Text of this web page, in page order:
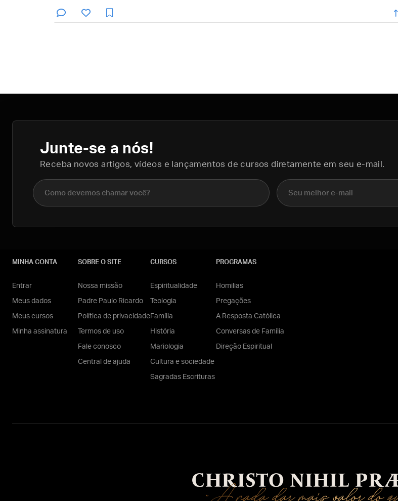
enviar
Junte-se a nós!
Receba novos artigos, vídeos e lançamentos de cursos diretamente em seu e-mail.
Nome completo E-mail
MINHA CONTA
Entrar
Meus dados
Meus cursos
Minha assinatura
SOBRE O SITE
Nossa missão
Padre Paulo Ricardo
Política de privacidade
Termos de uso
Fale conosco
Central de ajuda
CURSOS
Espiritualidade
Teologia
Família
História
Mariologia
Cultura e sociedade
Sagradas Escrituras
PROGRAMAS
Homilias
Pregações
A Resposta Católica
Conversas de Família
Direção Espiritual